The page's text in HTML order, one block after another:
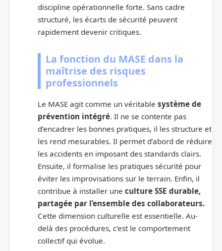
discipline opérationnelle forte. Sans cadre
structuré, les écarts de sécurité peuvent
rapidement devenir critiques.
La fonction du MASE dans la
maîtrise des risques
professionnels
Le MASE agit comme un véritable système de
prévention intégré. Il ne se contente pas
d’encadrer les bonnes pratiques, il les structure et
les rend mesurables. Il permet d’abord de réduire
les accidents en imposant des standards clairs.
Ensuite, il formalise les pratiques sécurité pour
éviter les improvisations sur le terrain. Enfin, il
contribue à installer une culture SSE durable,
partagée par l’ensemble des collaborateurs.
Cette dimension culturelle est essentielle. Au-
delà des procédures, c’est le comportement
collectif qui évolue.